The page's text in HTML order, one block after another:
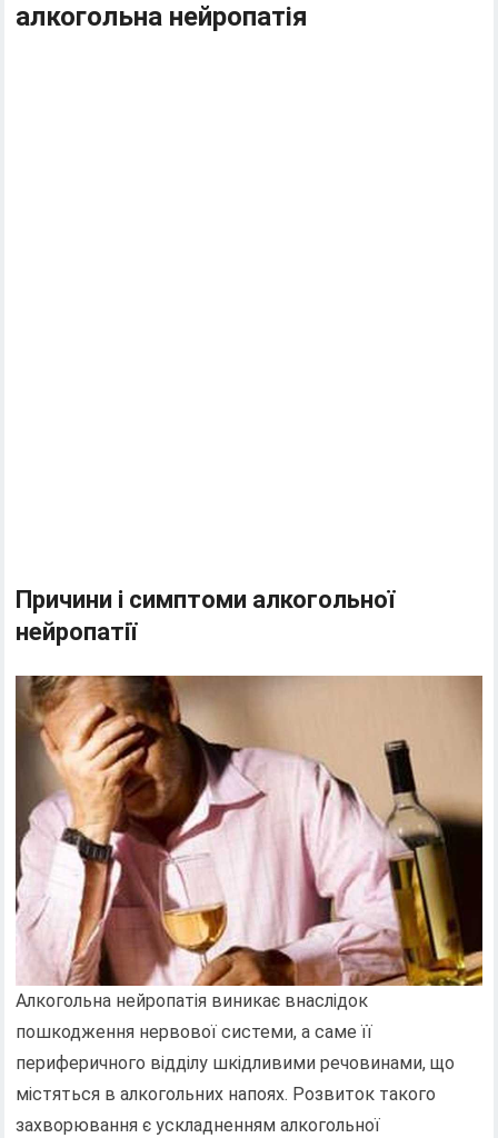
алкогольна нейропатія
Причини і симптоми алкогольної
нейропатії
Алкогольна нейропатія виникає внаслідок
пошкодження нервової системи, а саме її
периферичного відділу шкідливими речовинами, що
містяться в алкогольних напоях. Розвиток такого
захворювання є ускладненням алкогольної